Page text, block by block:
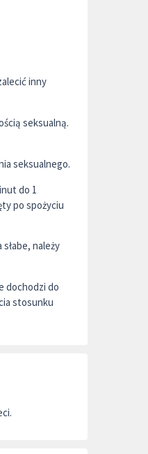
inny
seksualną.
seksualnego.
do 1
po spożyciu
należy
dochodzi do
stosunku